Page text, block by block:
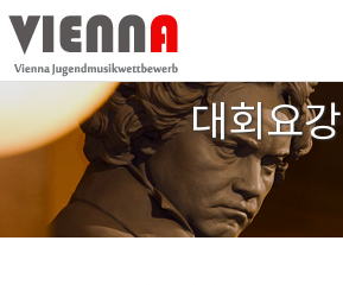
대회요강